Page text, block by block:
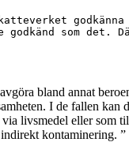
bland annat
I de fallen
livsmedel eller som
kontaminering. ”